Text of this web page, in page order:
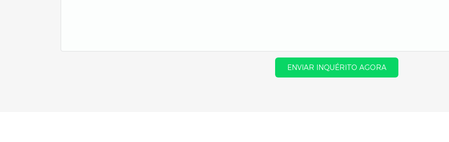
ENVIAR INQUÉRITO AGORA